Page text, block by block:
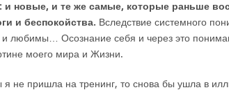
и новые, и те же самые, которые раньше
и беспокойства. Вследствие системного
любимы… Осознание себя и через это
моего мира и Жизни.
я не пришла на тренинг, то снова бы ушла в